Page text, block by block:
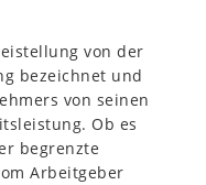
von der
bezeichnet und
von seinen
Ob es
begrenzte
Arbeitgeber